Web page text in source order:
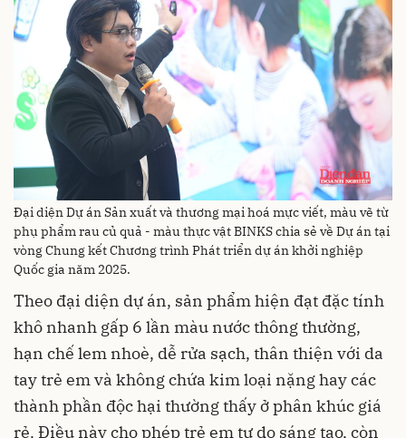
Đại diện Dự án Sản xuất và thương mại hoá mực viết, màu vẽ từ
phụ phẩm rau củ quả - màu thực vật BINKS chia sẻ về Dự án tại
vòng Chung kết Chương trình Phát triển dự án khởi nghiệp
Quốc gia năm 2025.
Theo đại diện dự án, sản phẩm hiện đạt đặc tính
khô nhanh gấp 6 lần màu nước thông thường,
hạn chế lem nhoè, dễ rửa sạch, thân thiện với da
tay trẻ em và không chứa kim loại nặng hay các
thành phần độc hại thường thấy ở phân khúc giá
rẻ. Điều này cho phép trẻ em tự do sáng tạo, còn